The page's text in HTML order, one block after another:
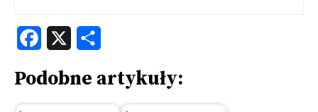
Facebook
Podobne artykuły: